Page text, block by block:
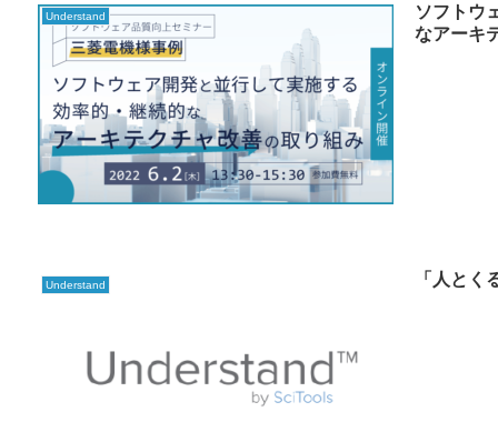
Understand
ソフトウ
なアーキ
Understand 「人と